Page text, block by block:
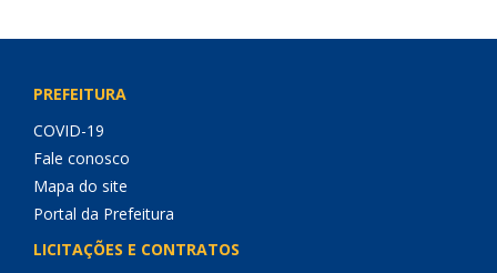
PREFEITURA
COVID-19
Fale conosco
Mapa do site
Portal da Prefeitura
LICITAÇÕES E CONTRATOS